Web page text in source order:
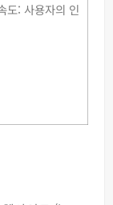
도: 사용자의 인